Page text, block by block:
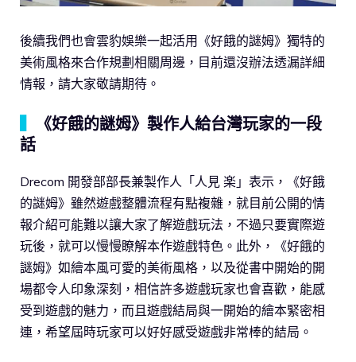
後續我們也會雲豹娛樂一起活用《好餓的謎姆》獨特的
美術風格來合作規劃相關周邊，目前還沒辦法透漏詳細
情報，請大家敬請期待。
《好餓的謎姆》製作人給台灣玩家的一段
話
Drecom 開發部部長兼製作人「人見 楽」表示，《好餓
的謎姆》雖然遊戲整體流程有點複雜，就目前公開的情
報介紹可能難以讓大家了解遊戲玩法，不過只要實際遊
玩後，就可以慢慢瞭解本作遊戲特色。此外，《好餓的
謎姆》如繪本風可愛的美術風格，以及從書中開始的開
場都令人印象深刻，相信許多遊戲玩家也會喜歡，能感
受到遊戲的魅力，而且遊戲結局與一開始的繪本緊密相
連，希望屆時玩家可以好好感受遊戲非常棒的結局。